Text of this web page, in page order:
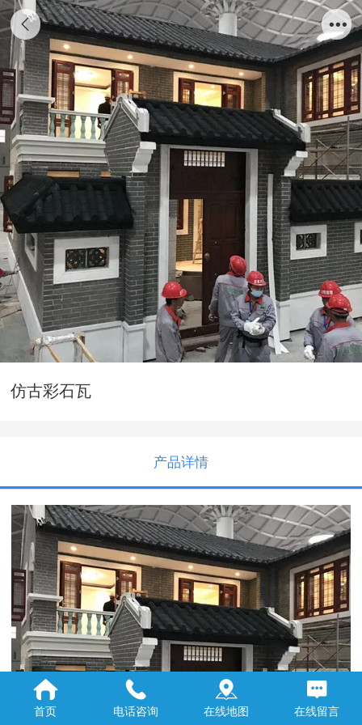
仿古彩石瓦
产品详情
首页 电话咨询 在线地图 在线留言